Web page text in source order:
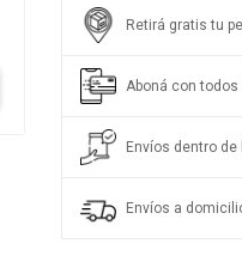
Retirá gratis tu
Aboná con
Envíos dentro
Envíos a